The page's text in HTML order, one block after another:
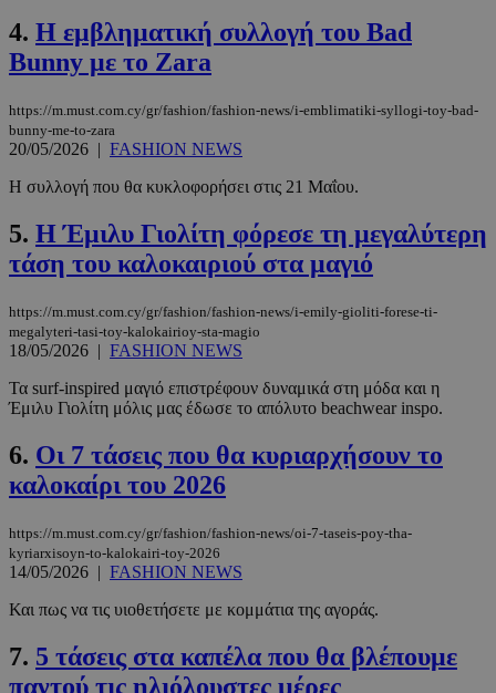
4. Η εμβληματική συλλογή του Bad
Bunny με το Zara
https://m.must.com.cy/gr/fashion/fashion-news/i-emblimatiki-syllogi-toy-bad-
bunny-me-to-zara
20/05/2026 | FASHION NEWS
Η συλλογή που θα κυκλοφορήσει στις 21 Μαΐου.
5. Η Έμιλυ Γιολίτη φόρεσε τη μεγαλύτερη
τάση του καλοκαιριού στα μαγιό
https://m.must.com.cy/gr/fashion/fashion-news/i-emily-gioliti-forese-ti-
megalyteri-tasi-toy-kalokairioy-sta-magio
18/05/2026 | FASHION NEWS
Τα surf-inspired μαγιό επιστρέφουν δυναμικά στη μόδα και η
Έμιλυ Γιολίτη μόλις μας έδωσε το απόλυτο beachwear inspo.
6. Οι 7 τάσεις που θα κυριαρχήσουν το
καλοκαίρι του 2026
https://m.must.com.cy/gr/fashion/fashion-news/oi-7-taseis-poy-tha-
kyriarxisoyn-to-kalokairi-toy-2026
14/05/2026 | FASHION NEWS
Και πως να τις υιοθετήσετε με κομμάτια της αγοράς.
7. 5 τάσεις στα καπέλα που θα βλέπουμε
παντού τις ηλιόλουστες μέρες